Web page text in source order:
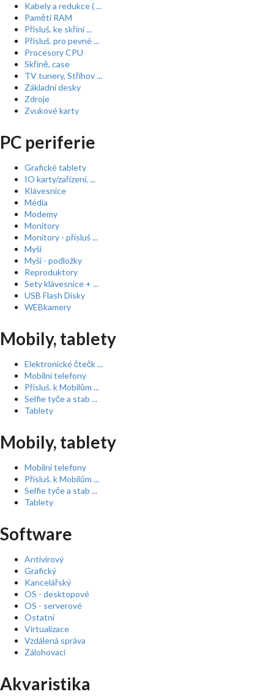
Kabely a redukce ( ...
Paměti RAM
Přísluš. ke skříní ...
Přísluš. pro pevné ...
Procesory CPU
Skříně, case
TV tunery, Střihov ...
Základní desky
Zdroje
Zvukové karty
PC periferie
Grafické tablety
IO karty/zařízení, ...
Klávesnice
Média
Modemy
Monitory
Monitory - přísluš ...
Myši
Myši - podložky
Reproduktory
Sety klávesnice + ...
USB Flash Disky
WEBkamery
Mobily, tablety
Elektronické čtečk ...
Mobilní telefony
Přísluš. k Mobilům ...
Selfie tyče a stab ...
Tablety
Mobily, tablety
Mobilní telefony
Přísluš. k Mobilům ...
Selfie tyče a stab ...
Tablety
Software
Antivirový
Grafický
Kancelářský
OS - desktopové
OS - serverové
Ostatní
Virtualizace
Vzdálená správa
Zálohovací
Akvaristika